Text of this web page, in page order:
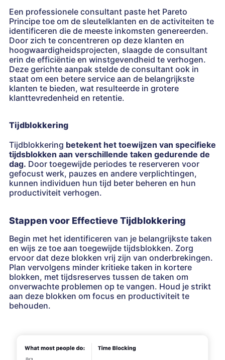
Een professionele consultant paste het Pareto
Principe toe om de sleutelklanten en de activiteiten te
identificeren die de meeste inkomsten genereerden.
Door zich te concentreren op deze klanten en
hoogwaardigheidsprojecten, slaagde de consultant
erin de efficiëntie en winstgevendheid te verhogen.
Deze gerichte aanpak stelde de consultant ook in
staat om een betere service aan de belangrijkste
klanten te bieden, wat resulteerde in grotere
klanttevredenheid en retentie.
Tijdblokkering
Tijdblokkering betekent het toewijzen van specifieke
tijdsblokken aan verschillende taken gedurende de
dag. Door toegewijde periodes te reserveren voor
gefocust werk, pauzes en andere verplichtingen,
kunnen individuen hun tijd beter beheren en hun
productiviteit verhogen.
Stappen voor Effectieve Tijdblokkering
Begin met het identificeren van je belangrijkste taken
en wijs ze toe aan toegewijde tijdsblokken. Zorg
ervoor dat deze blokken vrij zijn van onderbrekingen.
Plan vervolgens minder kritieke taken in kortere
blokken, met tijdsreserves tussen de taken om
onverwachte problemen op te vangen. Houd je strikt
aan deze blokken om focus en productiviteit te
behouden.